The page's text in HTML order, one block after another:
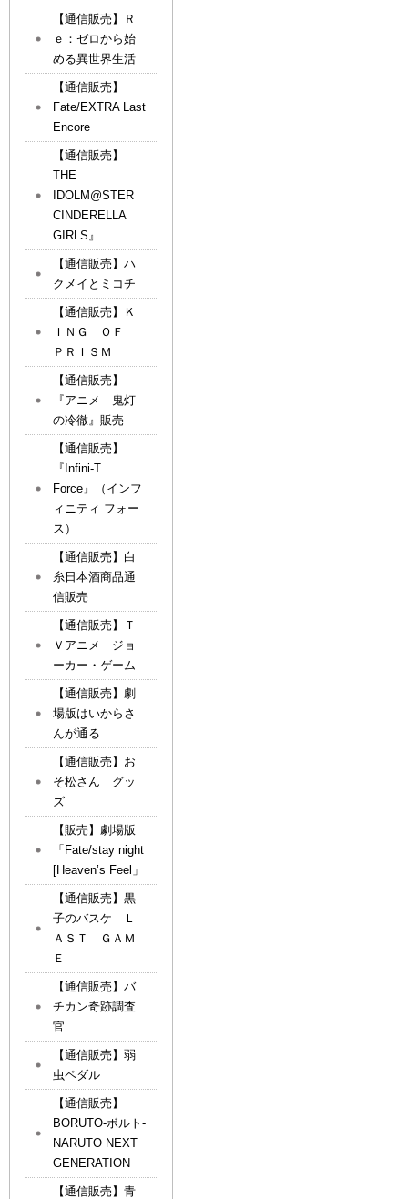
【通信販売】Ｒ
ｅ：ゼロから始
める異世界生活
【通信販売】
Fate/EXTRA Last
Encore
【通信販売】
THE
IDOLM@STER
CINDERELLA
GIRLS』
【通信販売】ハ
クメイとミコチ
【通信販売】Ｋ
ＩＮＧ ＯＦ
ＰＲＩＳＭ
【通信販売】
『アニメ 鬼灯
の冷徹』販売
【通信販売】
『Infini-T
Force』（インフ
ィニティ フォー
ス）
【通信販売】白
糸日本酒商品通
信販売
【通信販売】Ｔ
Ｖアニメ ジョ
ーカー・ゲーム
【通信販売】劇
場版はいからさ
んが通る
【通信販売】お
そ松さん グッ
ズ
【販売】劇場版
「Fate/stay night
[Heaven’s Feel」
【通信販売】黒
子のバスケ Ｌ
ＡＳＴ ＧＡＭ
Ｅ
【通信販売】バ
チカン奇跡調査
官
【通信販売】弱
虫ペダル
【通信販売】
BORUTO-ボルト-
NARUTO NEXT
GENERATION
【通信販売】青